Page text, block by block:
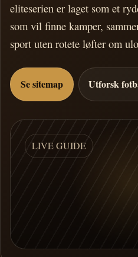
eliteserien er laget som et
som vil finne kamper,
sport uten rotete løfter om
Se sitemap Utforsk
LIVE GUIDE